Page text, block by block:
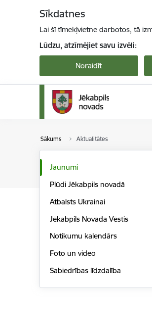
Sīkdatnes
Lai šī tīmekļvietne darbotos, tā
Lūdzu, atzīmējiet savu izvēli:
Noraidīt
Sākums Aktualitātes
Jaunumi
Plūdi Jēkabpils novadā
Atbalsts Ukrainai
Jēkabpils Novada Vēstis
Notikumu kalendārs
Foto un video
Sabiedrības līdzdalība